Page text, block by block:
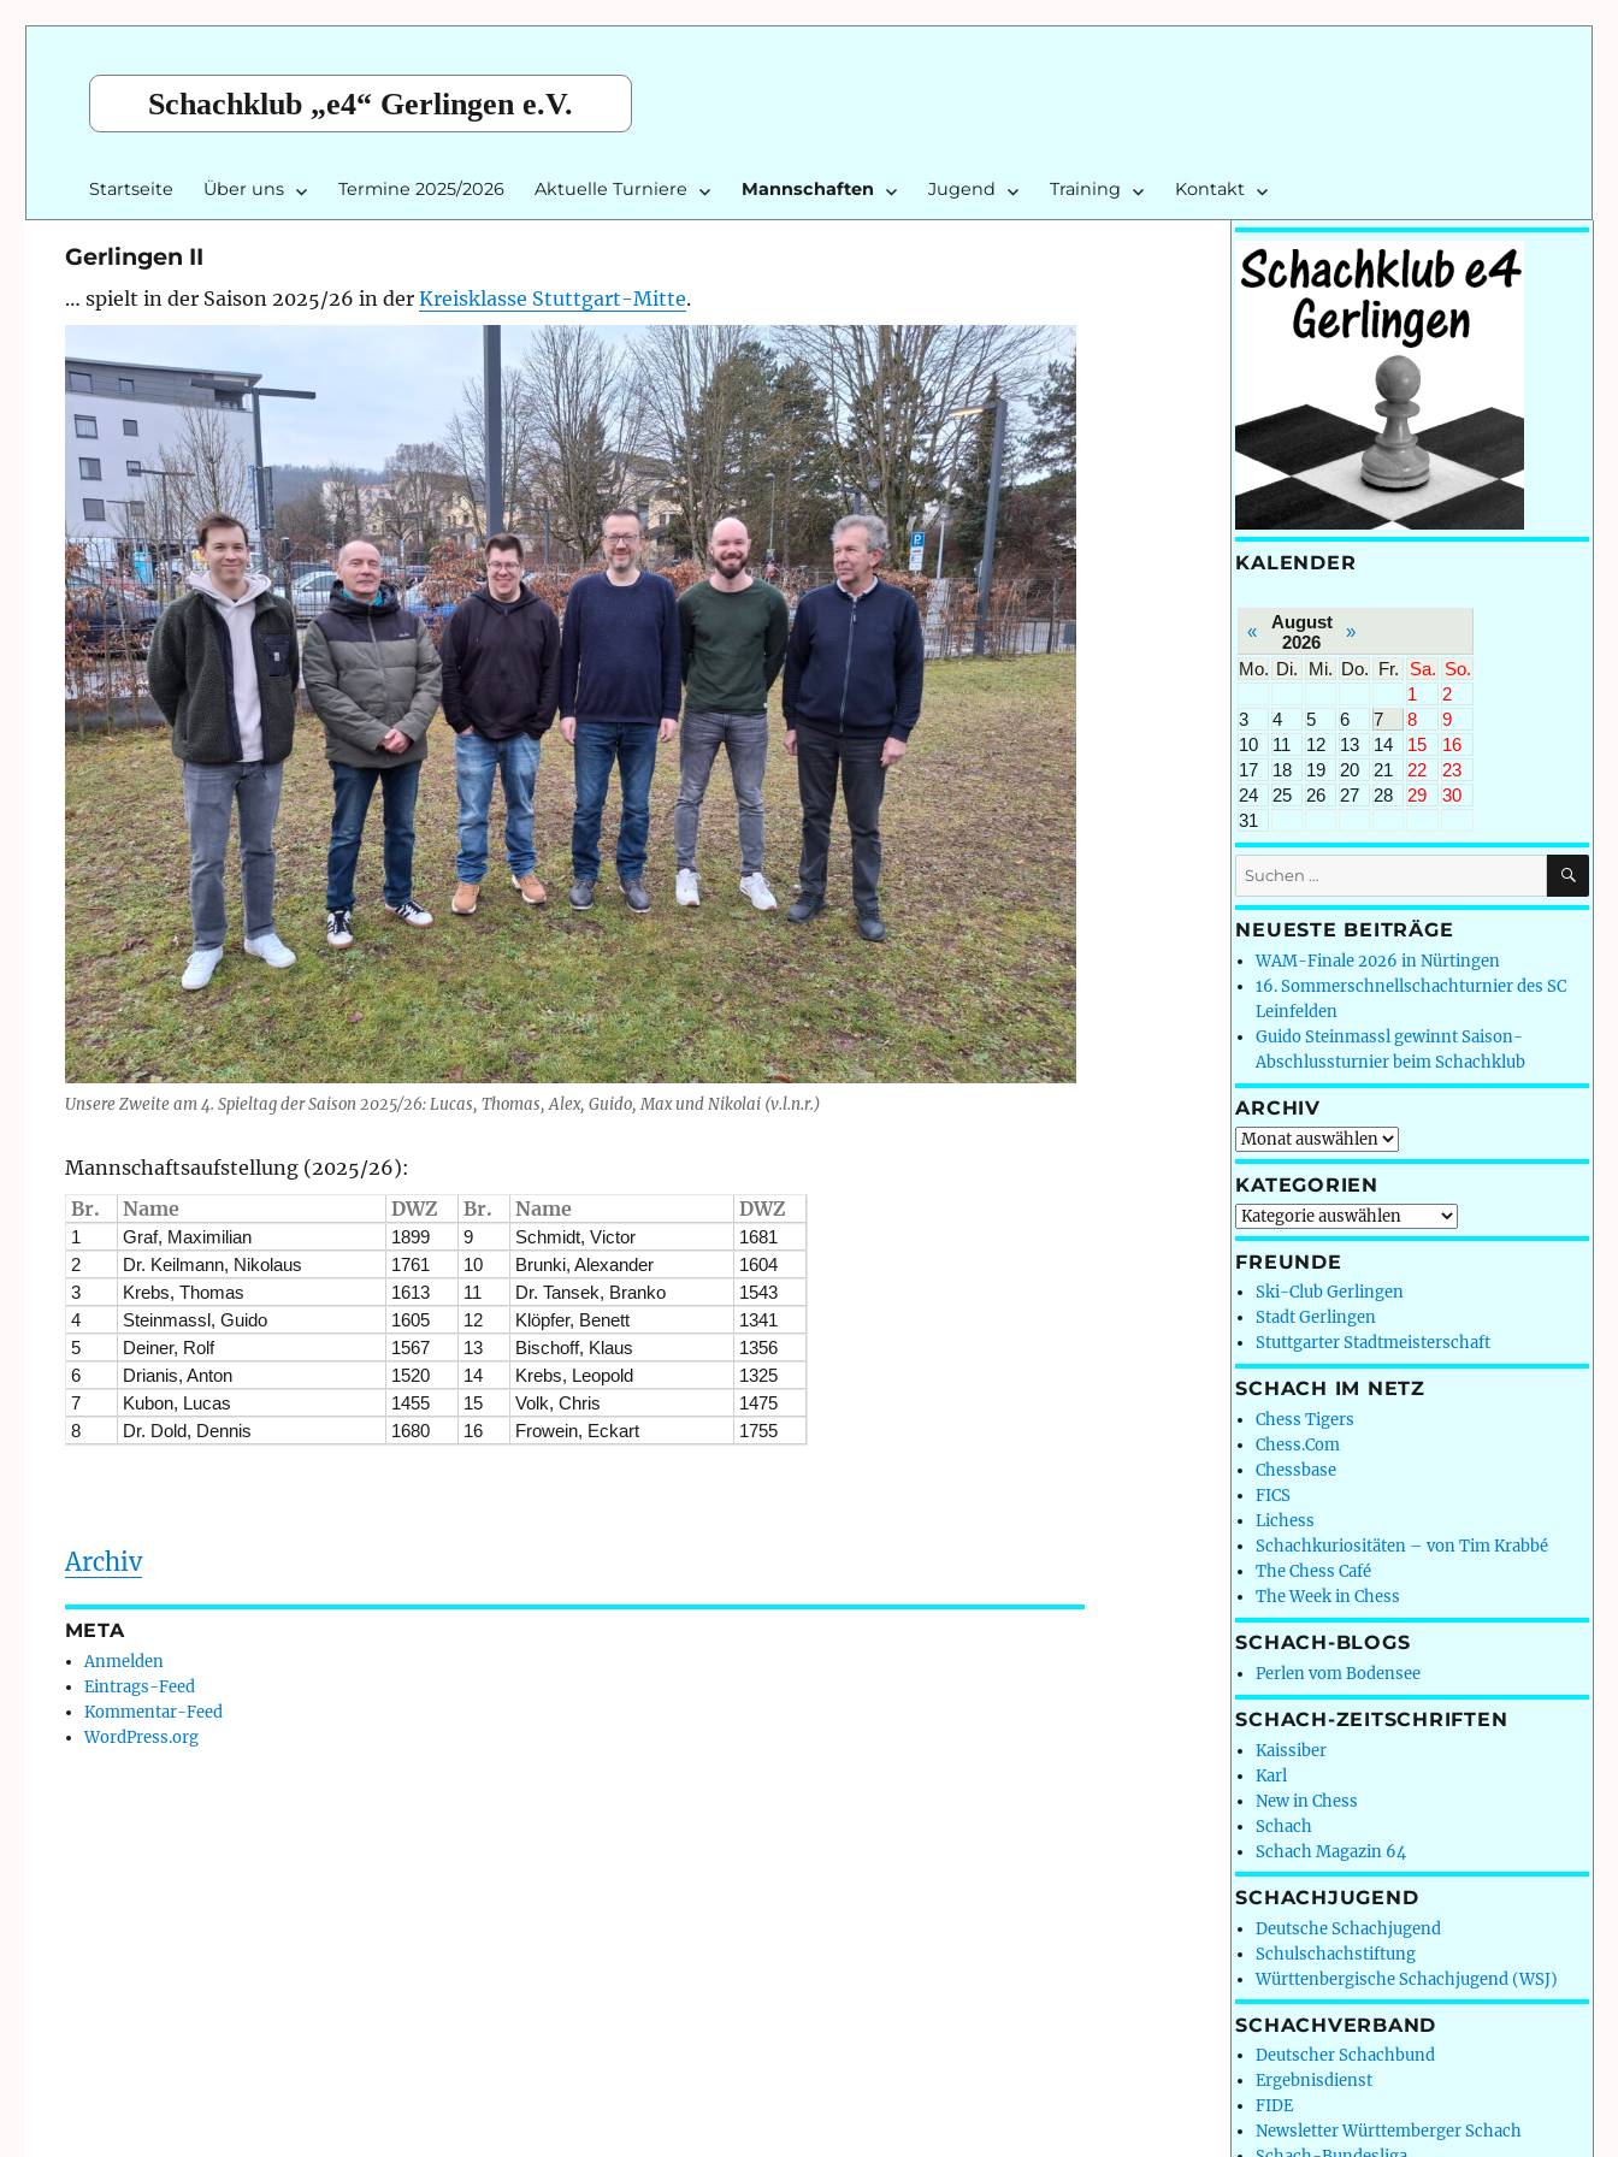
Schachklub „e4“ Gerlingen e.V.
Startseite Über uns Termine 2025/2026 Aktuelle Turniere Mannschaften Jugend Training Kontakt
Gerlingen II
… spielt in der Saison 2025/26 in der Kreisklasse Stuttgart-Mitte.
Unsere Zweite am 4. Spieltag der Saison 2025/26: Lucas, Thomas, Alex, Guido, Max und Nikolai (v.l.n.r.)
Mannschaftsaufstellung (2025/26):
Br.
Name DWZ Br. Name DWZ
1 Graf, Maximilian 1899 9 Schmidt, Victor
1681
2
Dr. Keilmann, Nikolaus 1761 10 Brunki, Alexander
1604
3
Krebs, Thomas 1613 11 Dr. Tansek, Branko
1543
4
Steinmassl, Guido 1605 12 Klöpfer, Benett
1341
5
Deiner, Rolf 1567 13 Bischoff, Klaus
1356
6
Drianis, Anton 1520 14 Krebs, Leopold
1325
7
Kubon, Lucas 1455 15 Volk, Chris
1475
8
Dr. Dold, Dennis 1680 16 Frowein, Eckart 1755
Archiv
META
Anmelden
Eintrags-Feed
Kommentar-Feed
WordPress.org
KALENDER
«
August
2026
»
Mo. Di. Mi. Do. Fr. Sa. So.
1
2
3
4 5 6 7 8
9
10
11 12 13 14 15
16
17
18 19 20 21 22
23
24
25 26 27 28 29
30
31
Suchen
nach:
NEUESTE BEITRÄGE
WAM-Finale 2026 in Nürtingen
16. Sommerschnellschachturnier des SC
Leinfelden
Guido Steinmassl gewinnt Saison-
Abschlussturnier beim Schachklub
ARCHIV
Archiv
KATEGORIEN
Kategorien
FREUNDE
Ski-Club Gerlingen
Stadt Gerlingen
Stuttgarter Stadtmeisterschaft
SCHACH IM NETZ
Chess Tigers
Chess.Com
Chessbase
FICS
Lichess
Schachkuriositäten – von Tim Krabbé
The Chess Café
The Week in Chess
SCHACH-BLOGS
Perlen vom Bodensee
SCHACH-ZEITSCHRIFTEN
Kaissiber
Karl
New in Chess
Schach
Schach Magazin 64
SCHACHJUGEND
Deutsche Schachjugend
Schulschachstiftung
Württenbergische Schachjugend (WSJ)
SCHACHVERBAND
Deutscher Schachbund
Ergebnisdienst
FIDE
Newsletter Württemberger Schach